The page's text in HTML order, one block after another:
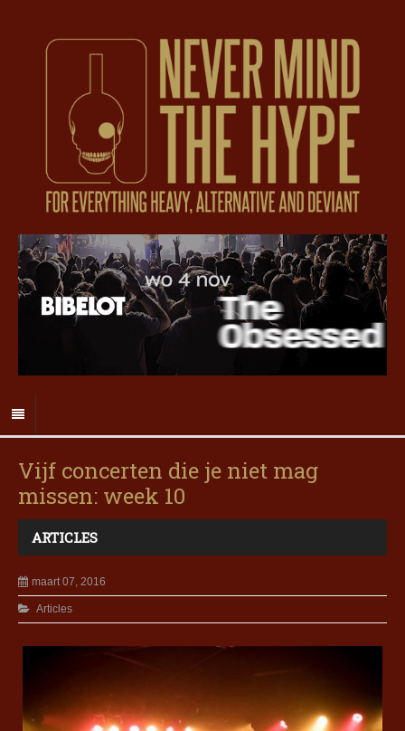
Vijf concerten die je niet mag
missen: week 10
ARTICLES
maart 07, 2016
Articles